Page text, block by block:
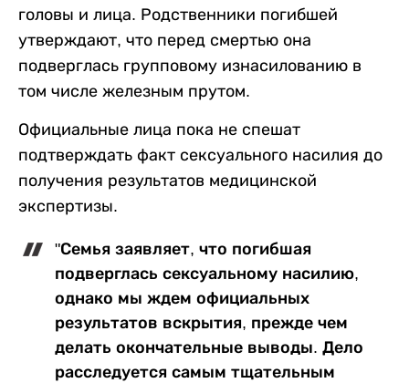
головы и лица. Родственники погибшей
утверждают, что перед смертью она
подверглась групповому изнасилованию в
том числе железным прутом.
Официальные лица пока не спешат
подтверждать факт сексуального насилия до
получения результатов медицинской
экспертизы.
"Семья заявляет, что погибшая
подверглась сексуальному насилию,
однако мы ждем официальных
результатов вскрытия, прежде чем
делать окончательные выводы. Дело
расследуется самым тщательным